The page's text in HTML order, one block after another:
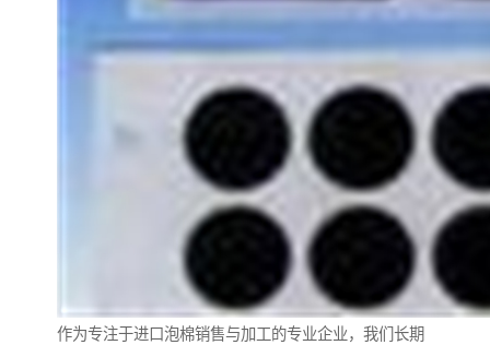
作为专注于进口泡棉销售与加工的专业企业，我们长期